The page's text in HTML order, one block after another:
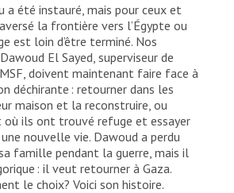
a été instauré, mais pour ceux et
la frontière vers l’Égypte ou
est loin d’être terminé. Nos
El Sayed, superviseur de
doivent maintenant faire face à
déchirante : retourner dans les
maison et la reconstruire, ou
où ils ont trouvé refuge et essayer
nouvelle vie. Dawoud a perdu
famille pendant la guerre, mais il
: il veut retourner à Gaza.
le choix? Voici son histoire.